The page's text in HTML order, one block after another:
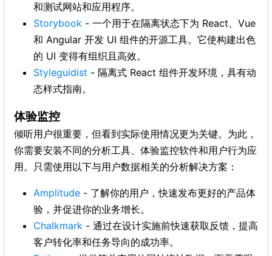
和测试网站和应用程序。
Storybook - 一个用于在隔离状态下为 React、Vue
和 Angular 开发 UI 组件的开源工具。它使构建出色
的 UI 变得有组织且高效。
Styleguidist - 隔离式 React 组件开发环境，具有动
态样式指南。
体验监控
倾听用户很重要，但看到实际使用情况更为关键。为此，
你需要安装不同的分析工具、体验监控软件和用户行为应
用。只需使用以下与用户数据相关的分析解决方案：
Amplitude - 了解你的用户，快速发布更好的产品体
验，并促进你的业务增长。
Chalkmark - 通过在设计实施前快速获取反馈，提高
客户转化率和任务导向的成功率。